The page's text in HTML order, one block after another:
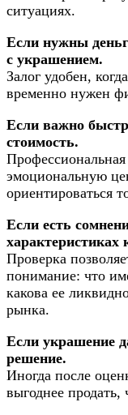
ситуациях.
Если нужны
с украшением.
Залог удобен,
временно нужен
Если важно
стоимость.
эмоциональную
ориентироваться
Если есть
характеристиках
Проверка
понимание: что
какова ее
рынка.
Если украшение
решение.
Иногда после
выгоднее продать,